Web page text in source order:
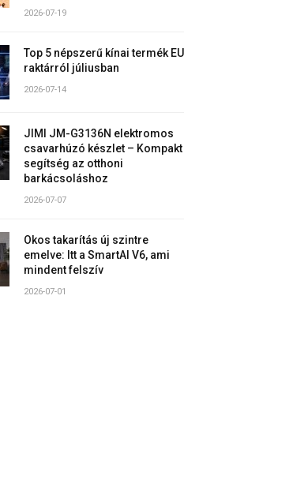
2026-07-19
Top 5 népszerű kínai termék EU
raktárról júliusban
2026-07-14
JIMI JM-G3136N elektromos
csavarhúzó készlet – Kompakt
segítség az otthoni
barkácsoláshoz
2026-07-07
Okos takarítás új szintre
emelve: Itt a SmartAI V6, ami
mindent felszív
2026-07-01